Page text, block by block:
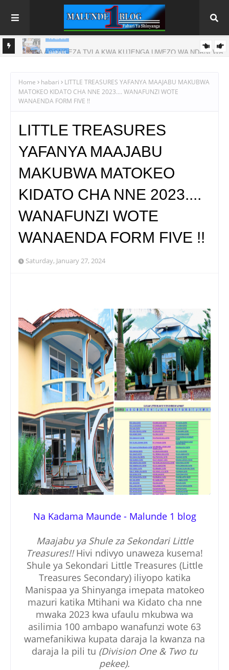
Home habari
LITTLE TREASURES YAFANYA MAAJABU MAKUBWA
MATOKEO KIDATO CHA NNE 2023.... WANAFUNZI WOTE
WANAENDA FORM FIVE !!
LITTLE TREASURES
YAFANYA MAAJABU
MAKUBWA MATOKEO
KIDATO CHA NNE 2023....
WANAFUNZI WOTE
WANAENDA FORM FIVE !!
Saturday, January 27, 2024
Na Kadama Maunde - Malunde 1 blog
Maajabu ya Shule za Sekondari Little
Treasures!!Hivi ndivyo unaweza kusema!
Shule ya Sekondari Little Treasures (Little
Treasures Secondary) iliyopo katika
Manispaa ya Shinyanga imepata matokeo
mazuri katika Mtihani wa Kidato cha nne
mwaka 2023 kwa ufaulu mkubwa wa
asilimia 100 ambapo wanafunzi wote 63
wamefanikiwa kupata daraja la kwanza na
daraja la pili tu (Division One & Two tu
pekee).